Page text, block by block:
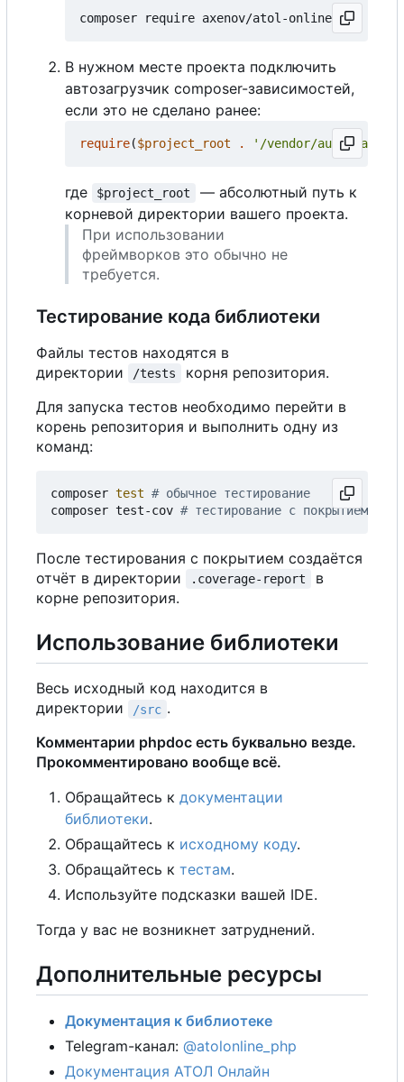
В нужном месте проекта подключить
автозагрузчик composer-зависимостей,
если это не сделано ранее:
require($project_root . '/vendor/
где $project_root
— абсолютный путь к
корневой директории вашего проекта.
При использовании
фреймворков это обычно не
требуется.
Тестирование кода библиотеки
Файлы тестов находятся в
директории
/tests
корня репозитория.
Для запуска тестов необходимо перейти в
корень репозитория и выполнить одну из
команд:
composer test # обычное тестирование
composer test-cov # тестирование с покрытием
После тестирования с покрытием создаётся
отчёт в директории
.coverage-report
в
корне репозитория.
Использование библиотеки
Весь исходный код находится в
директории
/src .
Комментарии phpdoc есть буквально везде.
Прокомментировано вообще всё.
Обращайтесь к документации
библиотеки.
Обращайтесь к исходному коду.
Обращайтесь к тестам.
Используйте подсказки вашей IDE.
Тогда у вас не возникнет затруднений.
Дополнительные ресурсы
Документация к библиотеке
Telegram-канал: @atolonline_php
Документация АТОЛ Онлайн